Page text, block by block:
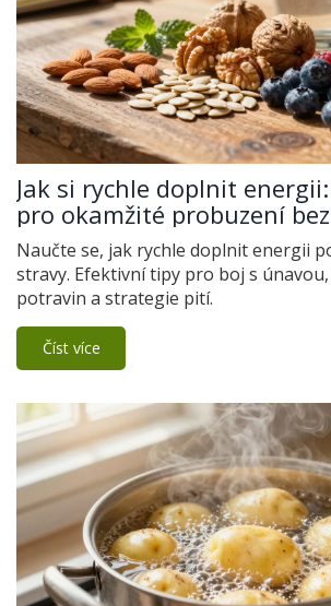
Jak si rychle doplnit
pro okamžité probuzení
Naučte se, jak rychle doplnit energii
stravy. Efektivní tipy pro boj s
potravin a strategie pití.
Číst více